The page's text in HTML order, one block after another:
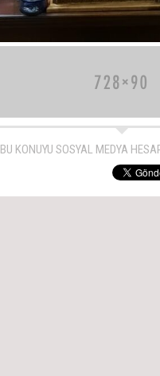
BU KONUYU SOSYAL MEDYA